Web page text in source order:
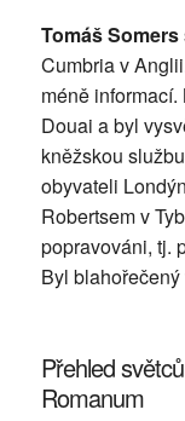
Tomáš Somers
Cumbria v
méně
Douai a byl
kněžskou
obyvateli
Robertsem v
popravováni, tj.
Byl
Přehled
Romanum